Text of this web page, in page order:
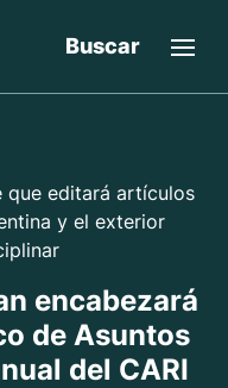
Buscar
que editará artículos
y el exterior
encabezará
de Asuntos
del CARI